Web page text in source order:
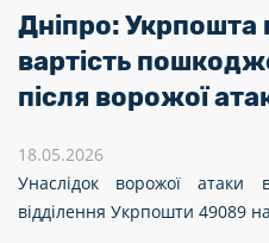
Відділення
Філателія
Кар’єра
Для бізнесу
Дніпро: Укрпошта
вартість
після ворожої
18.05.2026
Унаслідок ворожої
відділення Укрпошти 49089